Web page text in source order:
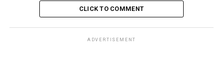
CLICK TO COMMENT
ADVERTISEMENT